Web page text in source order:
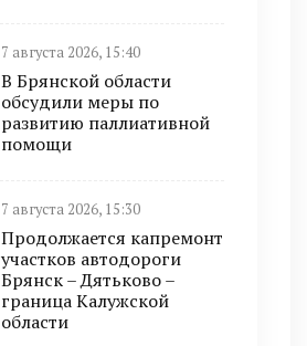
7 августа 2026, 15:40
В Брянской области
обсудили меры по
развитию паллиативной
помощи
7 августа 2026, 15:30
Продолжается капремонт
участков автодороги
Брянск – Дятьково –
граница Калужской
области